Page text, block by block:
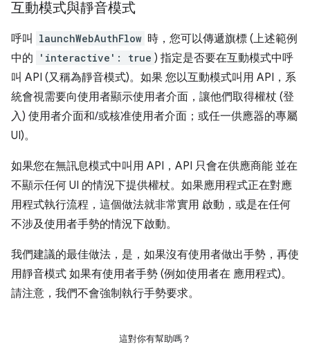
互動模式與靜音模式
呼叫 launchWebAuthFlow 時，您可以傳遞旗標 (上述範例
中的
'interactive': true ) 指定是否要在互動模式中呼
叫 API (又稱為靜音模式)。如果 您以互動模式叫用 API，系
統會視需要向使用者顯示使用者介面，讓他們取得權杖 (登
入) 使用者介面和/或核准使用者介面；或任一供應器的專屬
UI)。
如果您在無訊息模式中叫用 API，API 只會在供應商能 並在
不顯示任何 UI 的情況下提供權杖。如果應用程式正在對應
用程式執行流程，這個做法就非常實用 啟動，或是在任何
不涉及使用者手勢的情況下啟動。
我們建議的最佳做法，是，如果沒有使用者做出手勢，再使
用靜音模式 如果有使用者手勢 (例如使用者在 應用程式)。
請注意，我們不會強制執行手勢要求。
這對你有幫助嗎？